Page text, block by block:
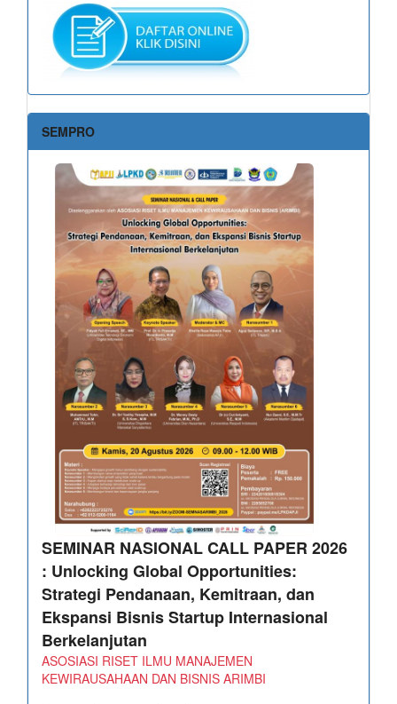
SEMPRO
SEMINAR NASIONAL CALL PAPER 2026
: Unlocking Global Opportunities:
Strategi Pendanaan, Kemitraan, dan
Ekspansi Bisnis Startup Internasional
Berkelanjutan
ASOSIASI RISET ILMU MANAJEMEN
KEWIRAUSAHAAN DAN BISNIS ARIMBI